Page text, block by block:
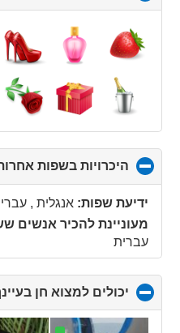
to
collapse
contents
היכרויות בשפות
ידיעת שפות: אנגלית ,
מעוניינת להכיר
עברית
יכולים למצוא חן